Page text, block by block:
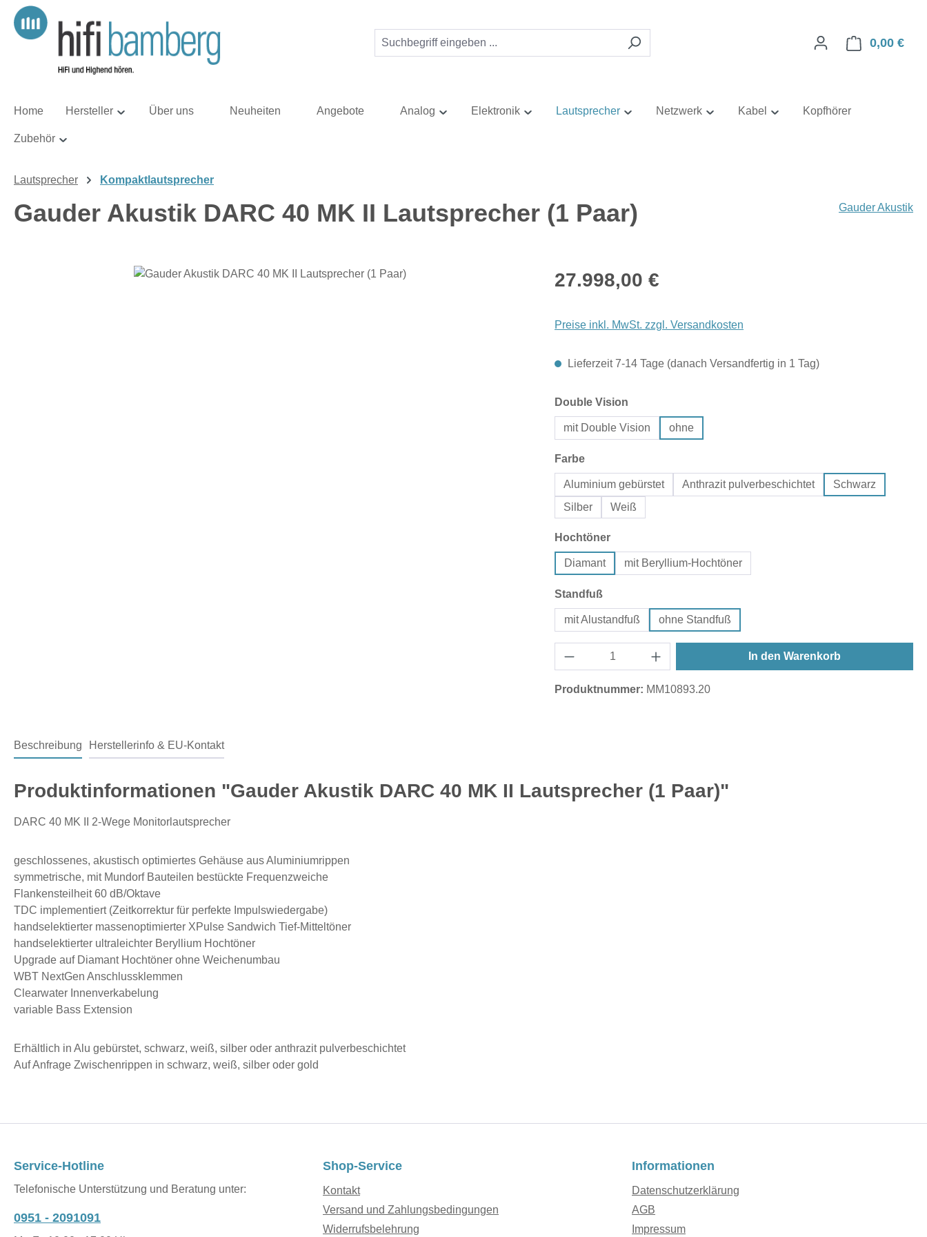
Hauptinhalt springen
Zur Suche springen
Zur Hauptnavigation springen
0,00 €
Home Hersteller Über uns Neuheiten Angebote Analog Elektronik Lautsprecher Netzwerk Kabel Kopfhörer
Zubehör
Lautsprecher Kompaktlautsprecher
Gauder Akustik DARC 40 MK II Lautsprecher (1 Paar) Gauder Akustik
Bildergalerie überspringen Regulärer Preis:
27.998,00 €
Preise inkl. MwSt. zzgl. Versandkosten
Lieferzeit 7-14 Tage (danach Versandfertig in 1 Tag)
Double Vision
mit Double Vision ohne
Farbeauswählen
Aluminium gebürstet Anthrazit pulverbeschichtet
Schwarz
Silber
Weiß
Hochtönerauswählen
Diamant mit Beryllium-Hochtöner
Standfußauswählen
mit Alustandfuß ohne Standfuß
In den Warenkorb
Produktnummer: MM10893.20
Beschreibung Herstellerinfo & EU-Kontakt
Produktinformationen "Gauder Akustik DARC 40 MK II Lautsprecher (1 Paar)"
DARC 40 MK II 2-Wege Monitorlautsprecher
geschlossenes, akustisch optimiertes Gehäuse aus Aluminiumrippen
symmetrische, mit Mundorf Bauteilen bestückte Frequenzweiche
Flankensteilheit 60 dB/Oktave
TDC implementiert (Zeitkorrektur für perfekte Impulswiedergabe)
handselektierter massenoptimierter XPulse Sandwich Tief-Mitteltöner
handselektierter ultraleichter Beryllium Hochtöner
Upgrade auf Diamant Hochtöner ohne Weichenumbau
WBT NextGen Anschlussklemmen
Clearwater Innenverkabelung
variable Bass Extension
Erhältlich in Alu gebürstet, schwarz, weiß, silber oder anthrazit pulverbeschichtet
Auf Anfrage Zwischenrippen in schwarz, weiß, silber oder gold
Service-Hotline
Telefonische Unterstützung und Beratung unter:
0951 - 2091091
Shop-Service
Kontakt
Versand und Zahlungsbedingungen
Widerrufsbelehrung
Informationen
Datenschutzerklärung
AGB
Impressum